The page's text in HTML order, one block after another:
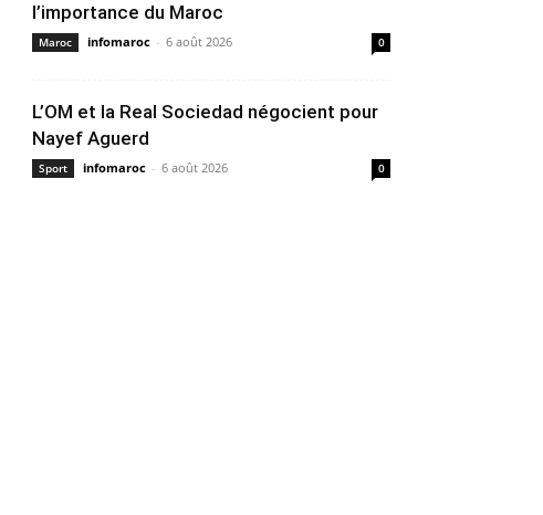
l’importance du Maroc
Maroc infomaroc - 6 août 2026 0
L’OM et la Real Sociedad négocient pour
Nayef Aguerd
Sport infomaroc - 6 août 2026 0